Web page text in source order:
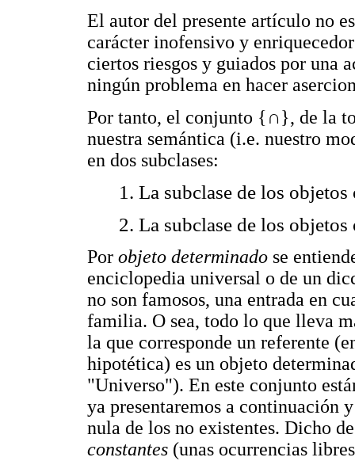
El autor del presente artículo no
carácter inofensivo y
ciertos riesgos y guiados por una
ningún problema en hacer
Por tanto, el conjunto {∩}, de la
nuestra semántica (i.e. nuestro
en dos subclases:
1. La subclase de los
2. La subclase de los
Por objeto determinado se
enciclopedia universal o de un
no son famosos, una entrada en
familia. O sea, todo lo que lleva
la que corresponde un referente
hipotética) es un objeto
"Universo"). En este conjunto
ya presentaremos a continuación
nula de los no existentes. Dicho
constantes (unas ocurrencias